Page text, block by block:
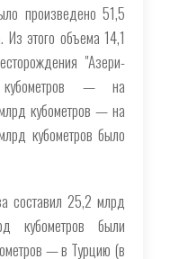
произведено 51,5
Из этого объема 14,1
"Азери-
— на
кубометров — на
кубометров было
составил 25,2 млрд
кубометров были
— в Турцию (в